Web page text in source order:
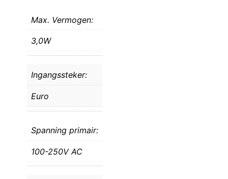
Max. Vermogen:
3,0W
Ingangssteker:
Euro
Spanning primair:
100-250V AC